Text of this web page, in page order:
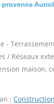
Auriol
-
/ Réseaux
maison,
: